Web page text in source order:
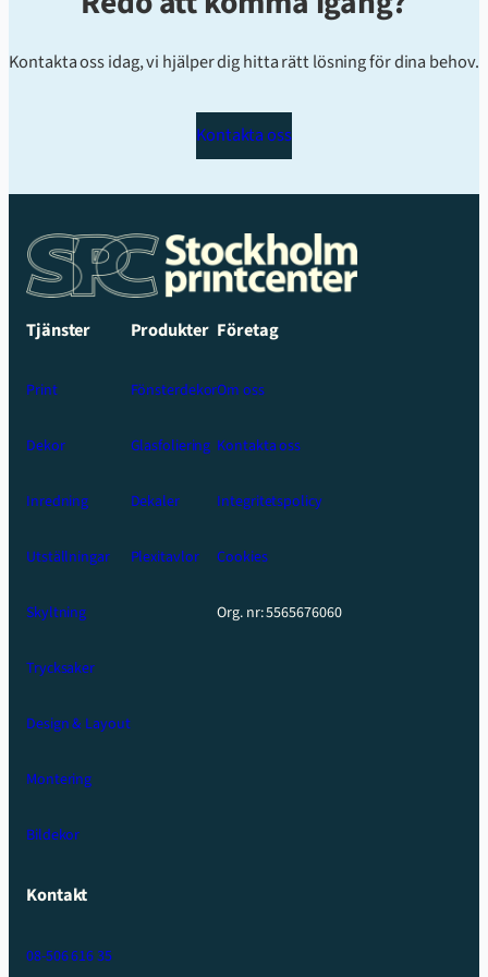
Kontakta oss idag, vi hjälper dig hitta rätt lösning för dina behov.
Kontakta oss
Tjänster
Print
Dekor
Inredning
Utställningar
Skyltning
Trycksaker
Design & Layout
Montering
Bildekor
Produkter
Fönsterdekor
Glasfoliering
Dekaler
Plexitavlor
Företag
Om oss
Kontakta oss
Integritetspolicy
Cookies
Org. nr: 5565676060
Kontakt
08-506 616 35